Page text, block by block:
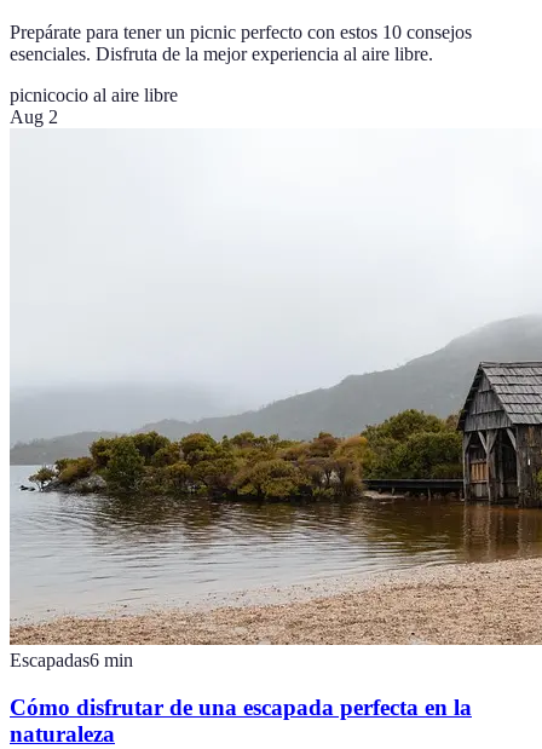
Prepárate para tener un picnic perfecto con estos 10 consejos
esenciales. Disfruta de la mejor experiencia al aire libre.
picnicocio al aire libre
Aug 2
Escapadas6 min
Cómo disfrutar de una escapada perfecta en la
naturaleza